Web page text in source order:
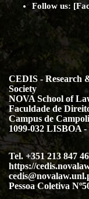
Follow us: [
CEDIS - Research
Society
NOVA School of
Faculdade de
Campus de
1099-032 LISBOA
Tel. +351 213 847
https://
Pessoa Coletiva